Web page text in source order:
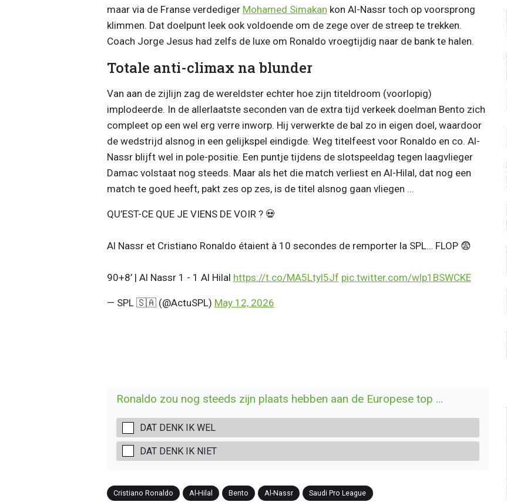
maar via de Franse verdediger Mohamed Simakan kon Al-Nassr toch op voorsprong
klimmen. Dat doelpunt leek ook voldoende om de zege over de streep te trekken.
Coach Jorge Jesus had zelfs de luxe om Ronaldo vroegtijdig naar de bank te halen.
Totale anti-climax na blunder
Van aan de zijlijn zag de wereldster echter hoe zijn titeldroom (voorlopig)
implodeerde. In de allerlaatste seconden van de extra tijd verkeek doelman Bento zich
compleet op een wel erg verre inworp. Hij verwerkte de bal zo in eigen doel, waardoor
de wedstrijd alsnog in een gelijkspel eindigde. Weg titelfeest voor Ronaldo en co. Al-
Nassr blijft wel in pole-positie. Een puntje tijdens de slotspeeldag tegen laagvlieger
Damac volstaat nog steeds. Maar als het die match verliest en Al-Hilal, dat nog een
match te goed heeft, pakt zes op zes, is de titel alsnog gaan vliegen ...
QU’EST-CE QUE JE VIENS DE VOIR ? 💀
Al Nassr et Cristiano Ronaldo étaient à 10 secondes de remporter la SPL… FLOP 😨
90+8’ | Al Nassr 1 - 1 Al Hilal https://t.co/MA5Ltyl5Jf pic.twitter.com/wlp1BSWCKE
— SPL 🇸🇦 (@ActuSPL) May 12, 2026
Ronaldo zou nog steeds zijn plaats hebben aan de Europese top ...
DAT DENK IK WEL
DAT DENK IK NIET
Cristiano Ronaldo Al-Hilal Bento Al-Nassr Saudi Pro League